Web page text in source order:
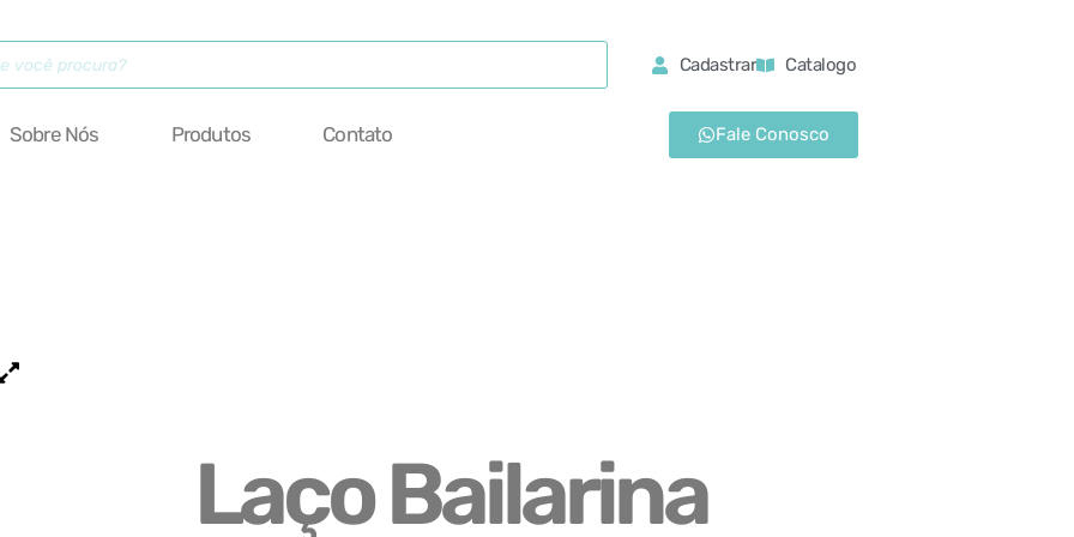
Cadastrar Catalogo
Sobre Nós Produtos Contato Fale Conosco
Laço Bailarina